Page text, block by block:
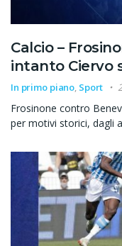
Calcio –
intanto Ciervo
In primo piano, Sport
Frosinone contro
per motivi storici, dagli